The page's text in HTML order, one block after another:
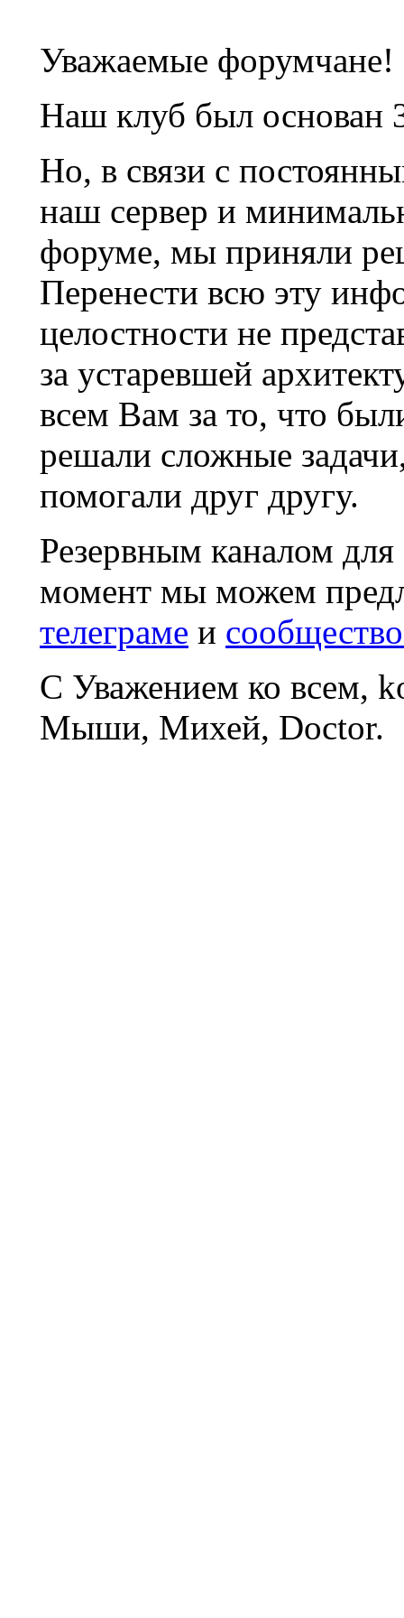
Уважаемые форумчане!
Наш клуб был основан
Но, в связи с
наш сервер и
форуме, мы приняли
Перенести всю эту
целостности не
за устаревшей
всем Вам за то, что
решали сложные
помогали друг другу.
Резервным каналом
момент мы можем
телеграме и
С Уважением ко всем,
Мыши, Михей, Doctor.